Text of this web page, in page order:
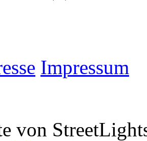
Impressum
von